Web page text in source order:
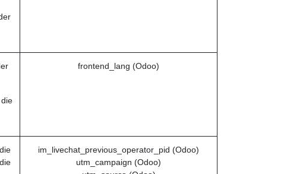
frontend_lang (Odoo)
im_livechat_previous_operator_pid (Odoo)
utm_campaign (Odoo)